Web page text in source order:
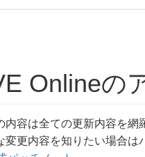
Onlineの
内容は全ての更新内容を網
変更内容を知りたい場合は